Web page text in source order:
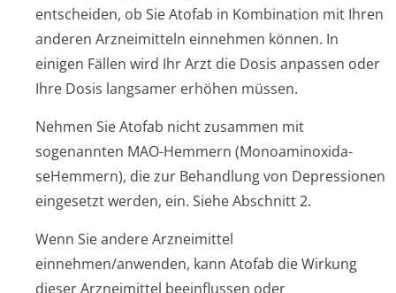
entscheiden, ob Sie Atofab in Kombination mit Ihren
anderen Arzneimitteln einnehmen können. In
einigen Fällen wird Ihr Arzt die Dosis anpassen oder
Ihre Dosis langsamer erhöhen müssen.
Nehmen Sie Atofab nicht zusammen mit
sogenannten MAO-Hemmern (Monoaminoxida­
seHemmern), die zur Behandlung von Depressionen
eingesetzt werden, ein. Siehe Abschnitt 2.
Wenn Sie andere Arzneimittel
einnehmen/anwenden, kann Atofab die Wirkung
dieser Arzneimittel beeinflussen oder